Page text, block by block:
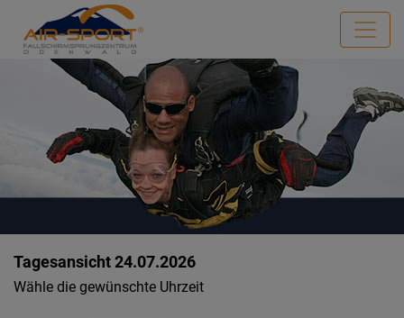
Tagesansicht 24.07.2026
Wähle die gewünschte Uhrzeit